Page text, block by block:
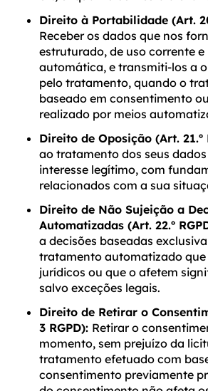
Direito à Portabilidade (Art.
Receber os dados que nos
estruturado, de uso corrente e
automática, e transmiti-los a
pelo tratamento, quando o
baseado em consentimento
realizado por meios
Direito de Oposição (Art. 21.º
ao tratamento dos seus
interesse legítimo, com
relacionados com a sua
Direito de Não Sujeição a
Automatizadas (Art. 22.º
a decisões baseadas
tratamento automatizado
jurídicos ou que o afetem
salvo exceções legais.
Direito de Retirar o
3 RGPD): Retirar o
momento, sem prejuízo da
tratamento efetuado com
consentimento previamente